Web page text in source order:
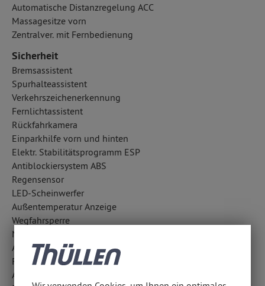
Automatische Distanzregelung ACC
Massagesitze vorn
Zentralver. mit Fernbedienung
Sicherheit
Bremsassistent
Spurhalteassistent
Verkehrszeichenerkennung
Fernlichtassistent
Rückfahrkamera
Einparkhilfe vorn und hinten
Elektr. Stabilitätsprogramm ESP
Antiblockiersystem ABS
Regensensor
LED-Scheinwerfer
Außentemperatur Anzeige
Wegfahrsperre
Notrufsystem
Antriebsschlupfregelung ASR
Fahrlichtautomatik
Aufmerksamkeitsassistent